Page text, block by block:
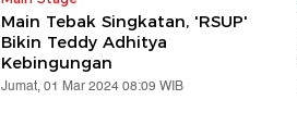
Main Tebak Singkatan, 'RSUP'
Bikin Teddy Adhitya
Kebingungan
Jumat, 01 Mar 2024 08:09 WIB